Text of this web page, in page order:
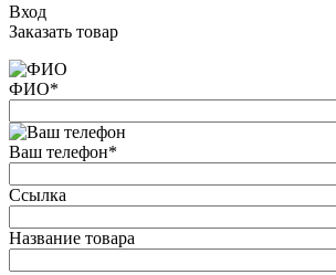
Вход
Заказать товар
ФИО*
Ваш телефон*
Ссылка
Название товара